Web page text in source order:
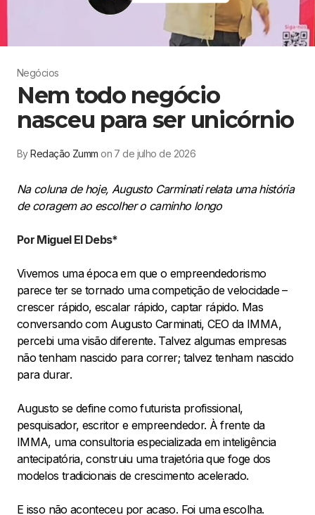
Negócios
Nem todo negócio
nasceu para ser unicórnio
ByRedação Zumm on 7 de julho de 2026
Na coluna de hoje, Augusto Carminati relata uma história
de coragem ao escolher o caminho longo
Por Miguel El Debs*
Vivemos uma época em que o empreendedorismo
parece ter se tornado uma competição de velocidade –
crescer rápido, escalar rápido, captar rápido. Mas
conversando com Augusto Carminati, CEO da IMMA,
percebi uma visão diferente. Talvez algumas empresas
não tenham nascido para correr; talvez tenham nascido
para durar.
Augusto se define como futurista profissional,
pesquisador, escritor e empreendedor. À frente da
IMMA, uma consultoria especializada em inteligência
antecipatória, construiu uma trajetória que foge dos
modelos tradicionais de crescimento acelerado.
E isso não aconteceu por acaso. Foi uma escolha.